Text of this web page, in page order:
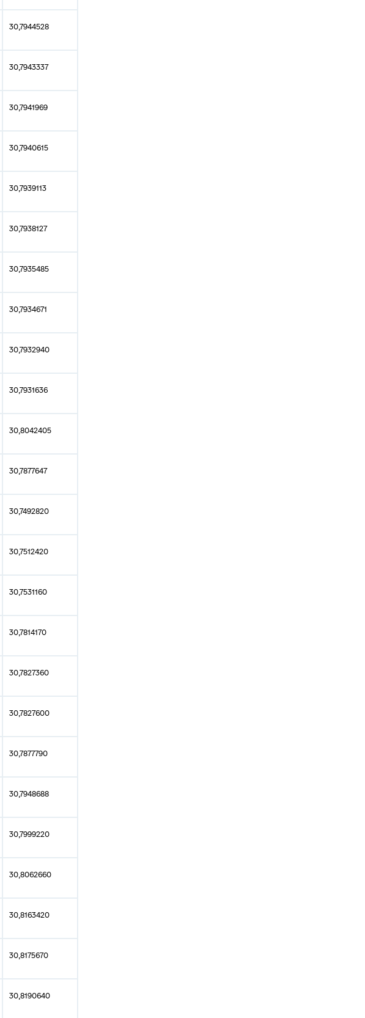
30,7944528
30,7943337
30,7941969
30,7940615
30,7939113
30,7938127
30,7935485
30,7934671
30,7932940
30,7931636
30,8042405
30,7877647
30,7492820
30,7512420
30,7531160
30,7814170
30,7827360
30,7827600
30,7877790
30,7948688
30,7999220
30,8062660
30,8163420
30,8175670
30,8190640